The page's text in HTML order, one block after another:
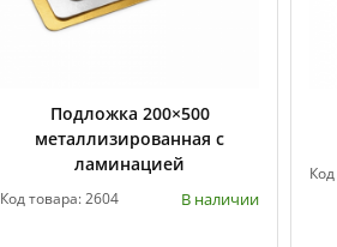
Подложка 200×500
металлизированная с
ламинацией
Код товара: 2604 В наличии